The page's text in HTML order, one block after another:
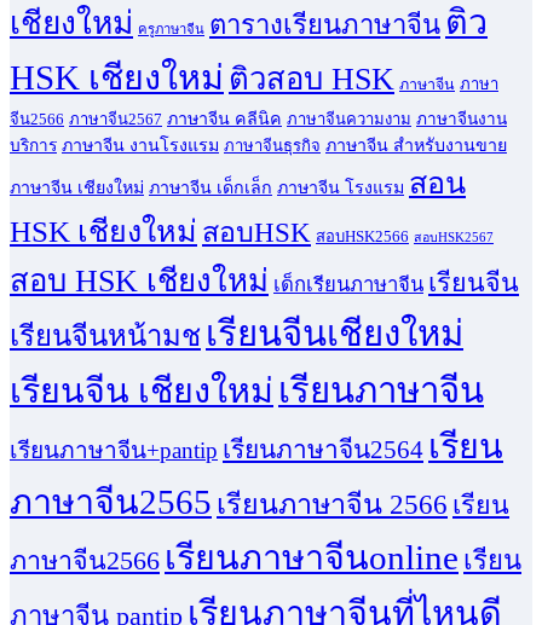
เชียงใหม่ ครูภาษาจีน ตารางเรียนภาษาจีน ติว
HSK เชียงใหม่ ติวสอบ HSK ภาษาจีน ภาษา
จีน2566 ภาษาจีน2567 ภาษาจีน คลีนิค ภาษาจีนความงาม ภาษาจีนงาน
บริการ ภาษาจีน งานโรงแรม ภาษาจีนธุรกิจ ภาษาจีน สำหรับงานขาย
ภาษาจีน เชียงใหม่ ภาษาจีน เด็กเล็ก ภาษาจีน โรงแรม สอน
HSK เชียงใหม่ สอบHSK สอบHSK2566 สอบHSK2567
สอบ HSK เชียงใหม่ เด็กเรียนภาษาจีน เรียนจีน
เรียนจีนหน้ามช เรียนจีนเชียงใหม่
เรียนจีน เชียงใหม่ เรียนภาษาจีน
เรียนภาษาจีน+pantip เรียนภาษาจีน2564 เรียน
ภาษาจีน2565 เรียนภาษาจีน 2566 เรียน
ภาษาจีน2566 เรียนภาษาจีนonline เรียน
ภาษาจีน pantip เรียนภาษาจีนที่ไหนดี